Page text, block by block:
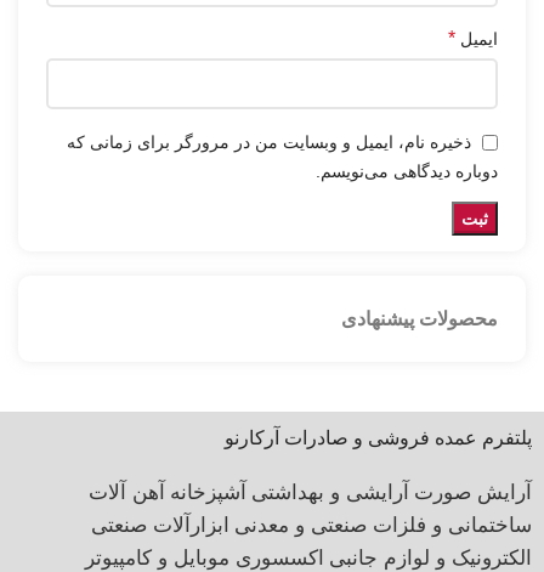
ایمیل *
ذخیره نام، ایمیل و وبسایت من در مرورگر برای زمانی که
دوباره دیدگاهی می‌نویسم.
محصولات پیشنهادی
پلتفرم عمده فروشی و صادرات آرکارنو
آرایش صورت آرایشی و بهداشتی آشپزخانه آهن آلات
ساختمانی و فلزات صنعتی و معدنی ابزارآلات صنعتی
الکترونیک و لوازم جانبی اکسسوری موبایل و کامپیوتر